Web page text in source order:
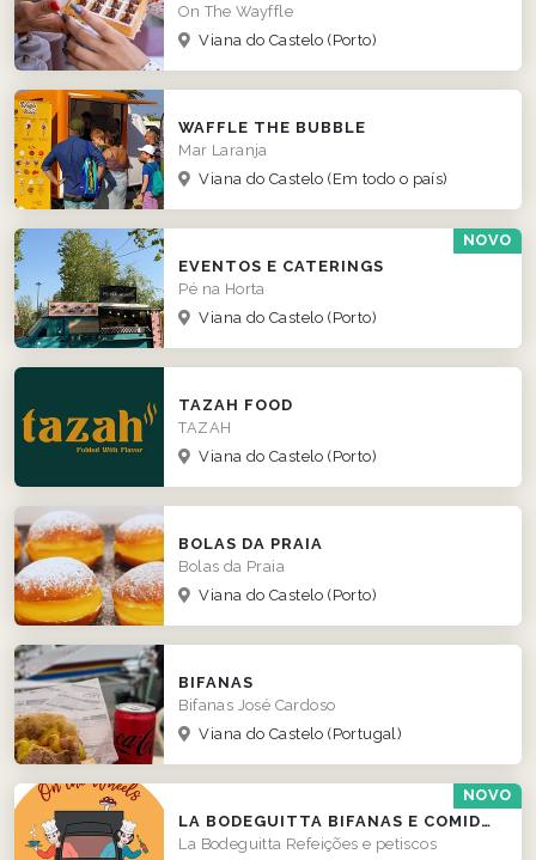
On The Wayffle
Viana do Castelo(Porto)
WAFFLE THE BUBBLE
Mar Laranja
Viana do Castelo(Em todo o país)
NOVO
EVENTOS E CATERINGS
Pé na Horta
Viana do Castelo(Porto)
TAZAH FOOD
TAZAH
Viana do Castelo(Porto)
BOLAS DA PRAIA
Bolas da Praia
Viana do Castelo(Porto)
BIFANAS
Bifanas José Cardoso
Viana do Castelo(Portugal)
NOVO
LA BODEGUITTA BIFANAS E COMIDA DE RUA
La Bodeguitta Refeições e petiscos